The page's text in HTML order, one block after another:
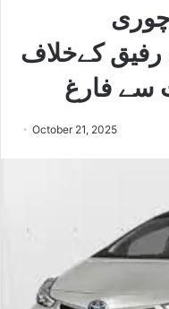
رفیق کےخلاف
سے فارغ
October 21, 2025